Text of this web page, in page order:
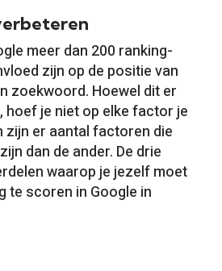
meer dan 200 ranking-
zijn op de positie van
zoekwoord. Hoewel dit er
hoef je niet op elke factor je
zijn er aantal factoren die
dan de ander. De drie
waarop je jezelf moet
te scoren in Google in